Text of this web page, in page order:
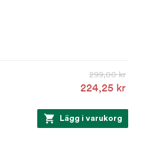
299,00 kr
224,25 kr
Lägg i varukorg